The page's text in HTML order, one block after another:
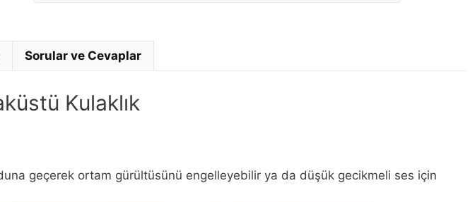
Sorular ve Cevaplar
Kulaklık
geçerek ortam gürültüsünü engelleyebilir ya da düşük gecikmeli ses için